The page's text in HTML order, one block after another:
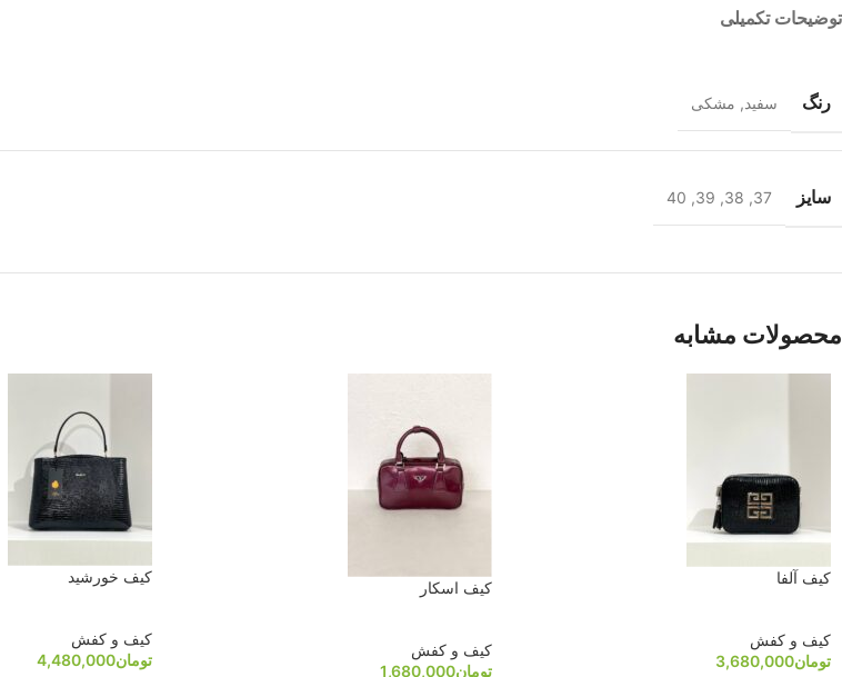
توضیحات تکمیلی
رنگ سفید, مشکی
سایز 37
,
38
,
39
,
40
محصولات مشابه
کیف آلفا
کیف و کفش
تومان3,680,000
کیف اسکار
کیف و کفش
تومان1,680,000
کیف خورشید
کیف و کفش
تومان4,480,000